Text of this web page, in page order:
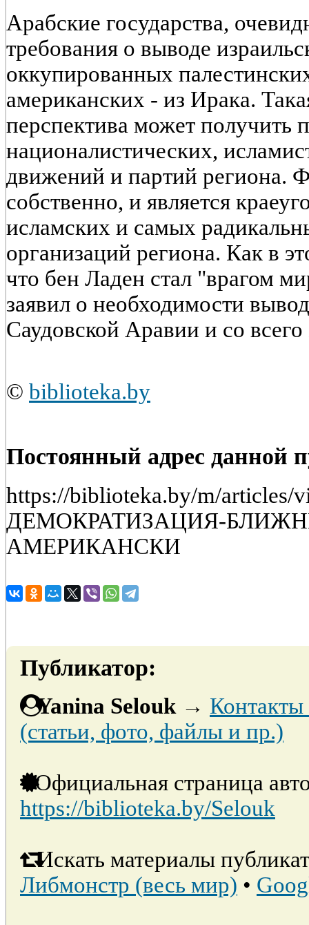
Арабские государства,
требования о выводе
оккупированных
американских - из Ирака.
перспектива может получить
националистических,
движений и партий региона.
собственно, и является
исламских и самых
организаций региона. Как в
что бен Ладен стал "врагом
заявил о необходимости
Саудовской Аравии и со
© biblioteka.by
Постоянный адрес данной
https://biblioteka.by/m/
ДЕМОКРАТИЗАЦИЯ-
АМЕРИКАНСКИ
Публикатор:
Yanina Selouk→
(статьи, фото, файлы и пр.)
Официальная страница
https://biblioteka.by/Selouk
Искать материалы
Либмонстр (весь мир) •